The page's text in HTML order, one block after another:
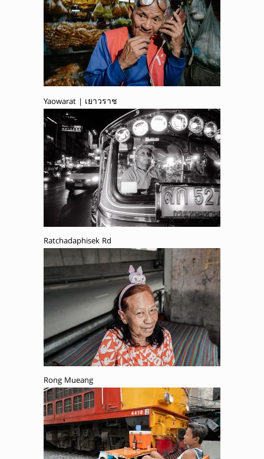
Yaowarat | เยาวราช
Ratchadaphisek Rd
Rong Mueang